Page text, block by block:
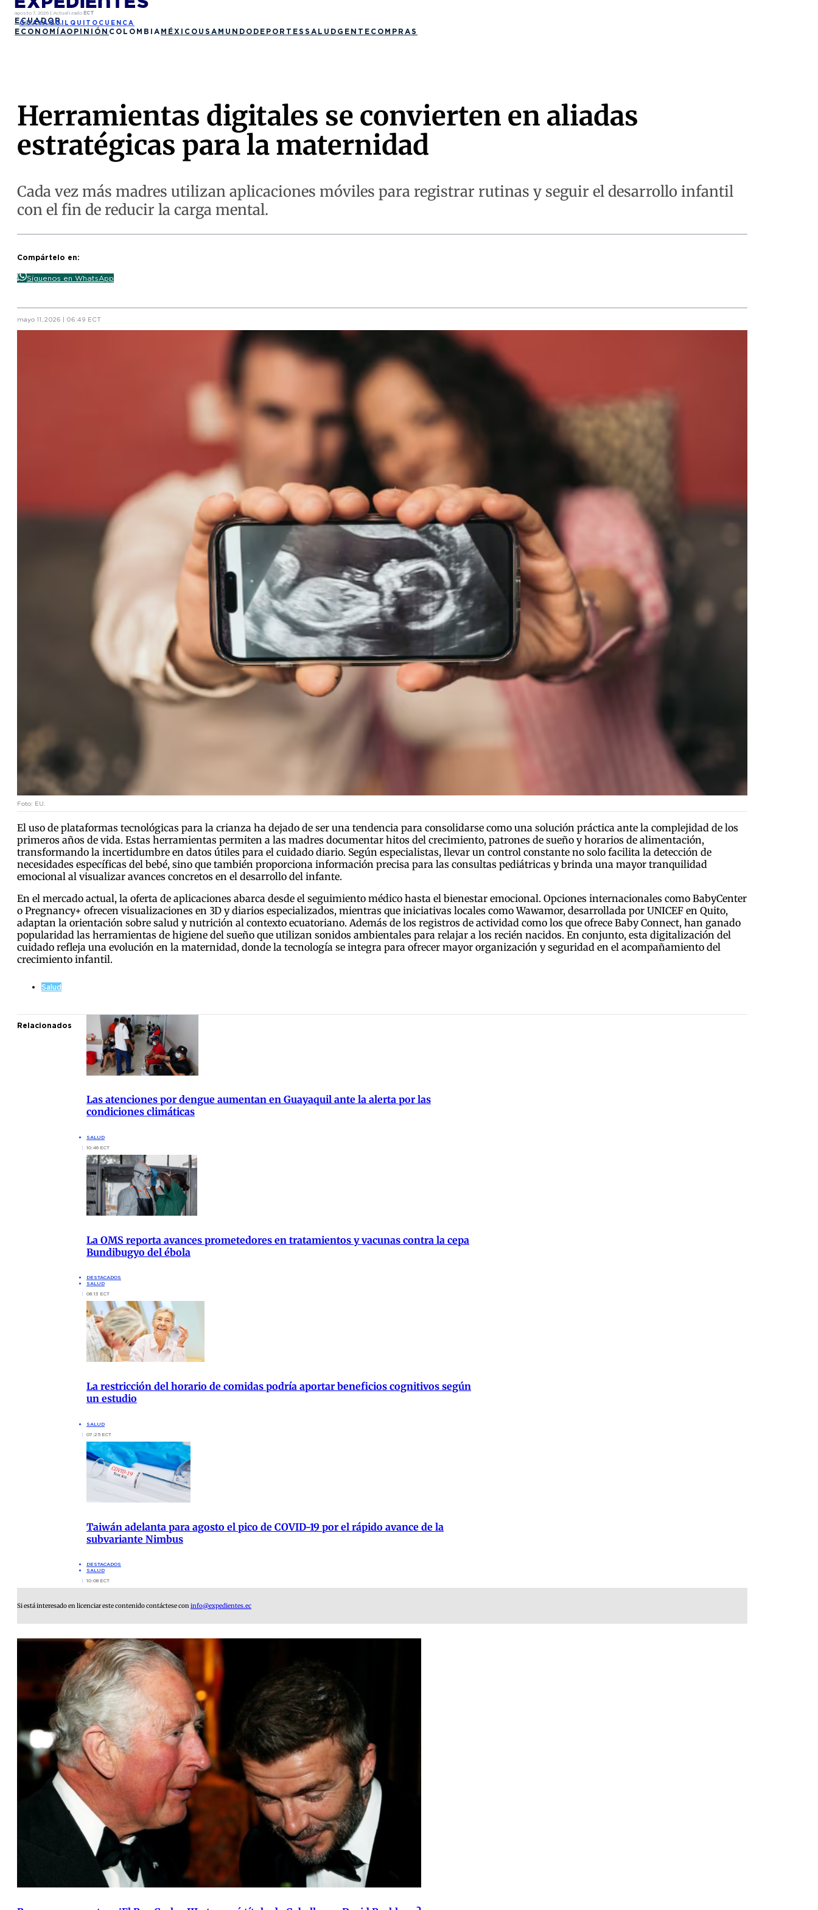
agosto 7, 2026 | Actualizado ECT
ECUADOR
GUAYAQUIL QUITO CUENCA
ECONOMÍAOPINIÓN COLOMBIA MÉXICO USA MUNDO DEPORTES SALUD GENTE COMPRAS
Herramientas digitales se convierten en aliadas
estratégicas para la maternidad
Cada vez más madres utilizan aplicaciones móviles para registrar rutinas y seguir el desarrollo infantil
con el fin de reducir la carga mental.
Compártelo en:
Síguenos en WhatsApp
mayo 11, 2026 | 06:49 ECT
Foto: EU.
El uso de plataformas tecnológicas para la crianza ha dejado de ser una tendencia para consolidarse como una solución práctica ante la complejidad de los
primeros años de vida. Estas herramientas permiten a las madres documentar hitos del crecimiento, patrones de sueño y horarios de alimentación,
transformando la incertidumbre en datos útiles para el cuidado diario. Según especialistas, llevar un control constante no solo facilita la detección de
necesidades específicas del bebé, sino que también proporciona información precisa para las consultas pediátricas y brinda una mayor tranquilidad
emocional al visualizar avances concretos en el desarrollo del infante.
En el mercado actual, la oferta de aplicaciones abarca desde el seguimiento médico hasta el bienestar emocional. Opciones internacionales como BabyCenter
o Pregnancy+ ofrecen visualizaciones en 3D y diarios especializados, mientras que iniciativas locales como Wawamor, desarrollada por UNICEF en Quito,
adaptan la orientación sobre salud y nutrición al contexto ecuatoriano. Además de los registros de actividad como los que ofrece Baby Connect, han ganado
popularidad las herramientas de higiene del sueño que utilizan sonidos ambientales para relajar a los recién nacidos. En conjunto, esta digitalización del
cuidado refleja una evolución en la maternidad, donde la tecnología se integra para ofrecer mayor organización y seguridad en el acompañamiento del
crecimiento infantil.
Salud
Relacionados
Las atenciones por dengue aumentan en Guayaquil ante la alerta por las
condiciones climáticas
SALUD
10:46 ECT
La OMS reporta avances prometedores en tratamientos y vacunas contra la cepa
Bundibugyo del ébola
DESTACADOS
SALUD
08:13 ECT
La restricción del horario de comidas podría aportar beneficios cognitivos según
un estudio
SALUD
07:25 ECT
Taiwán adelanta para agosto el pico de COVID-19 por el rápido avance de la
subvariante Nimbus
DESTACADOS
SALUD
10:08 ECT
Si está interesado en licenciar este contenido contáctese con info@expedientes.ec